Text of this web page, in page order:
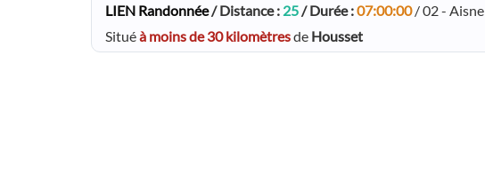
LIEN Randonnée/ Distance : 25/ Durée :07:00:00/ 02 - Aisne
Situéà moins de 30 kilomètresde Housset